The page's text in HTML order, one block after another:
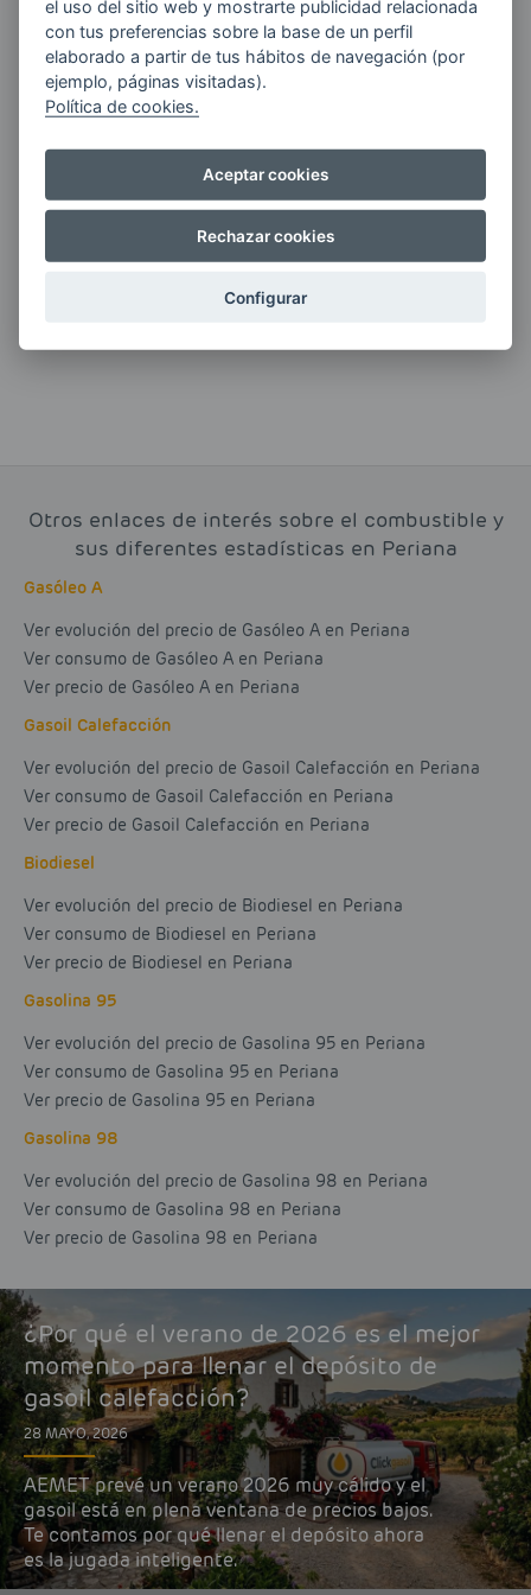
Quiero recibir las últimas novedades de AVIA
ENERGIAS por cualquier medio, incluido
electrónico. Más información
Si tienes alguna duda durante el
pedido escríbenos a:
contacto@clickgasoil.com
Otros enlaces de interés sobre el combustible y
sus diferentes estadísticas en Periana
Gasóleo A
Ver evolución del precio de Gasóleo A en Periana
Ver consumo de Gasóleo A en Periana
Ver precio de Gasóleo A en Periana
Gasoil Calefacción
Ver evolución del precio de Gasoil Calefacción en Periana
Ver consumo de Gasoil Calefacción en Periana
Ver precio de Gasoil Calefacción en Periana
Biodiesel
Ver evolución del precio de Biodiesel en Periana
Ver consumo de Biodiesel en Periana
Ver precio de Biodiesel en Periana
Gasolina 95
Ver evolución del precio de Gasolina 95 en Periana
Ver consumo de Gasolina 95 en Periana
Ver precio de Gasolina 95 en Periana
Gasolina 98
Ver evolución del precio de Gasolina 98 en Periana
Ver consumo de Gasolina 98 en Periana
Ver precio de Gasolina 98 en Periana
¿Por qué el verano de 2026 es el mejor
momento para llenar el depósito de
gasoil calefacción?
28 MAYO, 2026
AEMET prevé un verano 2026 muy cálido y el
gasoil está en plena ventana de precios bajos.
Te contamos por qué llenar el depósito ahora
es la jugada inteligente.
el uso del sitio web y mostrarte publicidad relacionada
con tus preferencias sobre la base de un perfil
elaborado a partir de tus hábitos de navegación (por
ejemplo, páginas visitadas).
Política de cookies.
Aceptar cookies
Rechazar cookies
Configurar